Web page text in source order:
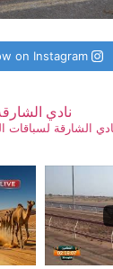
Follow on
نادي الشارقة
الهجن 0503703332